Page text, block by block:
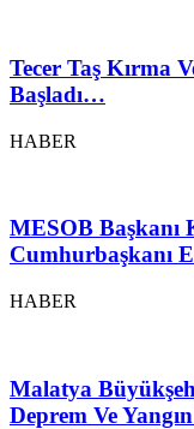
Tecer Taş Kırma
Başladı…
HABER
MESOB Başkanı
Cumhurbaşkanı
HABER
Malatya
Deprem Ve